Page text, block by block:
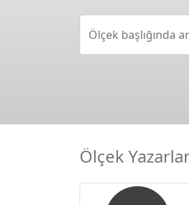
Ölçek başlığında
Ölçek